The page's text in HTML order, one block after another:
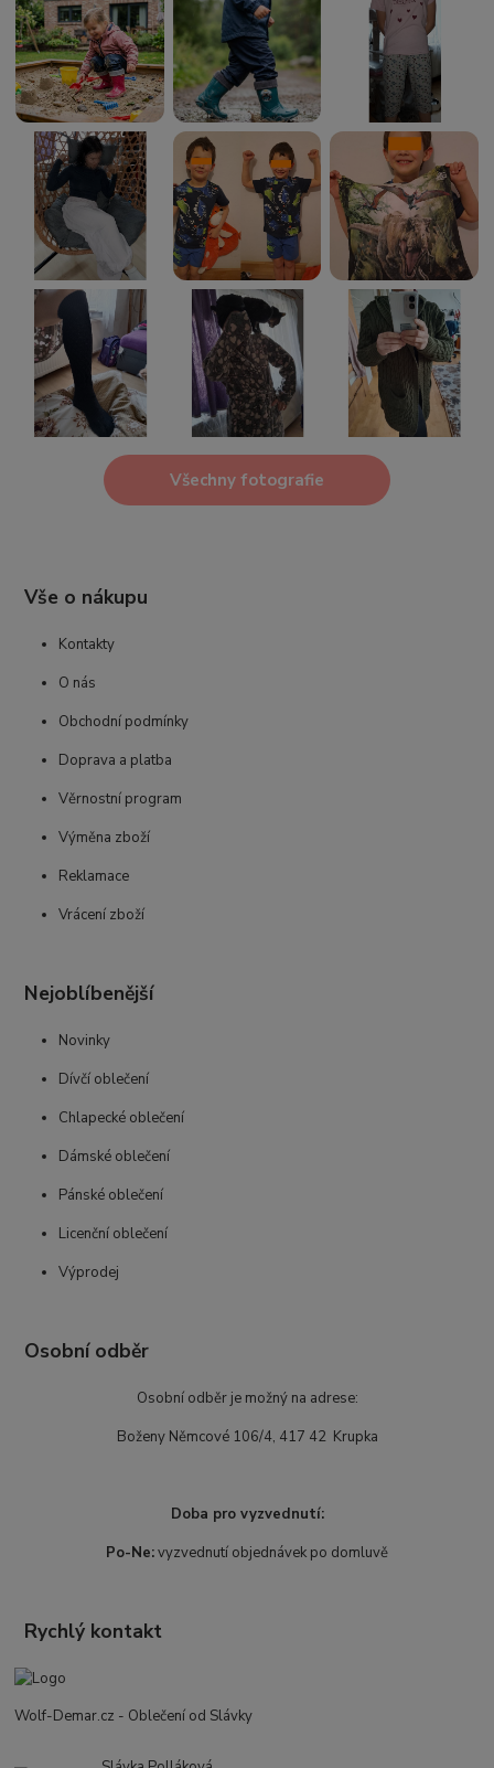
Všechny fotografie
Vše o nákupu
Kontakty
O nás
Obchodní podmínky
Doprava a platba
Věrnostní program
Výměna zboží
Reklamace
Vrácení zboží
Nejoblíbenější
Novinky
Dívčí oblečení
Chlapecké oblečení
Dámské oblečení
Pánské oblečení
Licenční oblečení
Výprodej
Osobní odběr
Osobní odběr je možný na adrese:
Boženy Němcové 106/4, 417 42 Krupka
Doba pro vyzvednutí:
Po-Ne:vyzvednutí objednávek po domluvě
Rychlý kontakt
Wolf-Demar.cz - Oblečení od Slávky